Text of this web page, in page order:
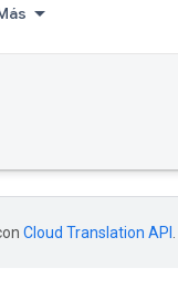
Cloud Translation API